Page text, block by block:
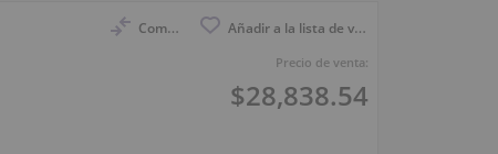
Compara Añadir a la lista de vigilancia
Precio de venta:
$28,838.54